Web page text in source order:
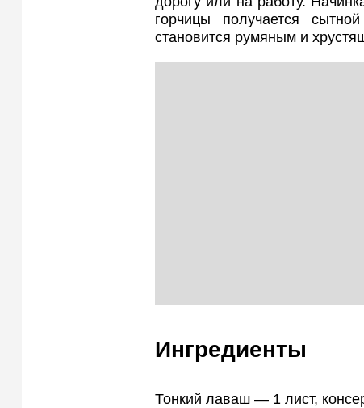
горчицы получается
становится румяным и
Ингредиенты
Тонкий лаваш — 1 лист,